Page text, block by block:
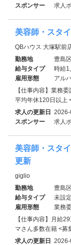
スポンサー
求人
美容師・スタ
QBハウス 大塚駅前
勤務地
豊島
給与タイプ
時給
雇用形態
アル
【仕事内容】業務
平均年休120日以上
求人の更新日
スポンサー
求人
美容師・スタ
更新
giglio
勤務地
豊島
給与タイプ
未設定
雇用形態
業務
【仕事内容】月給
マさん多数在籍 <募
求人の更新日